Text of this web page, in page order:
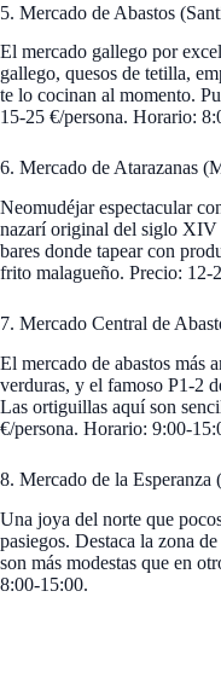
5. Mercado de Abastos
El mercado gallego por
gallego, quesos de tetilla,
te lo cocinan al momento.
15-25 €/persona. Horario:
6. Mercado de Atarazanas
Neomudéjar espectacular
nazarí original del siglo XIV
bares donde tapear con
frito malagueño. Precio: 12-
7. Mercado Central de
El mercado de abastos más
verduras, y el famoso P1-2
Las ortiguillas aquí son
€/persona. Horario: 9:00-
8. Mercado de la Esperanza
Una joya del norte que
pasiegos. Destaca la zona
son más modestas que en
8:00-15:00.